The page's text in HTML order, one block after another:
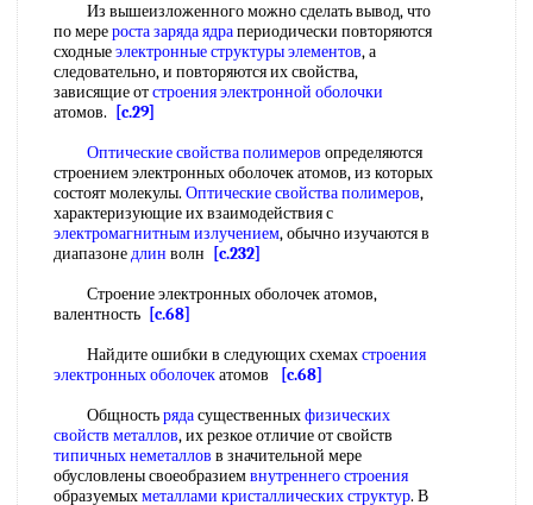
Из вышеизложенного можно сделать вывод, что
по мереростазаряда ядрапериодически повторяются
сходныеэлектронные структуры элементов, а
следовательно, и повторяются их свойства,
зависящие отстроения электронной оболочки
атомов.
[c.29]
Оптические свойства полимеров определяются
строением электронных оболочек атомов, из которых
состоят молекулы. Оптические свойства полимеров,
характеризующие их взаимодействия с
электромагнитным излучением, обычно изучаются в
диапазонедлин волн
[c.232]
Строение электронных оболочек атомов,
валентность [c.68]
Найдите ошибки в следующих схемахстроения
электронных оболочекатомов
[c.68]
Общностьрядасущественныхфизических
свойств металлов, их резкое отличие от свойств
типичных неметаллов в значительной мере
обусловлены своеобразиемвнутреннего строения
образуемыхметаллами кристаллических структур. В